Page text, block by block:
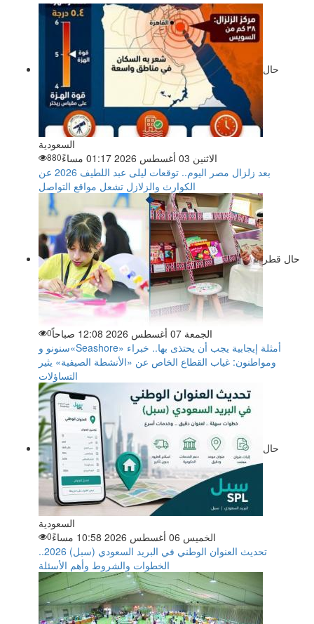
حال
السعودية
الاثنين 03 أغسطس 2026 01:17 مساءً
880
بعد زلزال مصر اليوم.. توقعات ليلى عبد اللطيف 2026 عن
الكوارث والزلازل تشعل مواقع التواصل
حال قطر
الجمعة 07 أغسطس 2026 12:08 صباحاً 0
سنونو و«Seashore» أمثلة إيجابية يجب أن يحتذى بها.. خبراء
ومواطنون: غياب القطاع الخاص عن «الأنشطة الصيفية» يثير
التساؤلات
حال
السعودية
الخميس 06 أغسطس 2026 10:58 مساءً
0
تحديث العنوان الوطني في البريد السعودي (سبل) 2026..
الخطوات والشروط وأهم الأسئلة